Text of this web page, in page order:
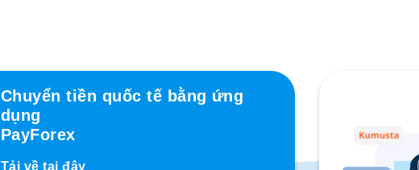
Chuyển tiền quốc tế bằng ứng
dụng
PayForex
Tải về tại đây